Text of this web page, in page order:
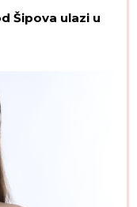
Šipova ulazi u